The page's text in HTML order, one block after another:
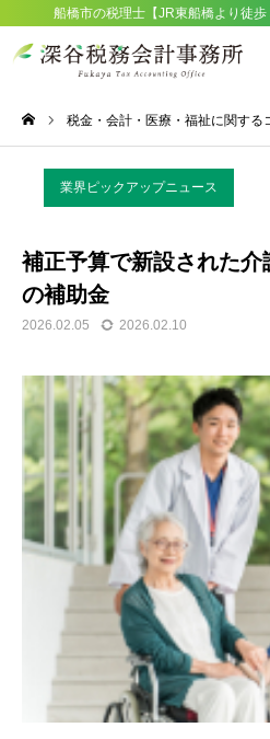
船橋市の税理士【JR東船橋より徒
税金・会計・医療・福祉に関する
業界ピックアップニュース
補正予算で新設された
の補助金
2026.02.05 2026.02.10
 お知らせ
サービス一覧
お悩み事例
税金・会計コラム
医療・福祉コラム